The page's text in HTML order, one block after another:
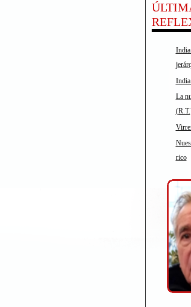
India
La
rico